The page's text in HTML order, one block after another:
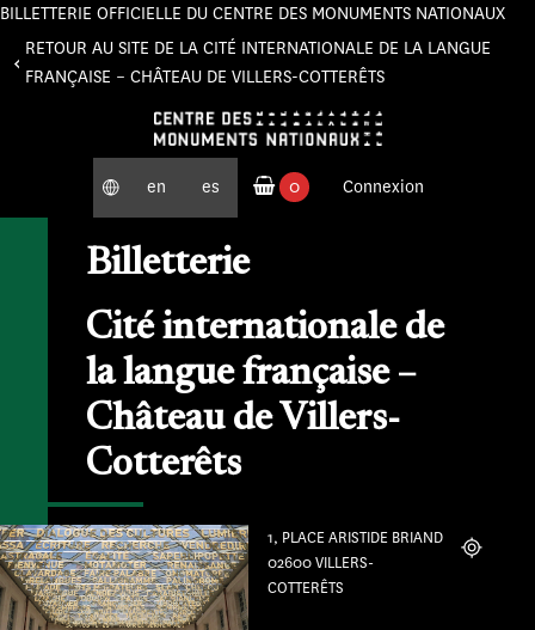
BILLETTERIE OFFICIELLE DU CENTRE DES MONUMENTS NATIONAUX
RETOUR AU SITE DE LA CITÉ INTERNATIONALE DE LA LANGUE
FRANÇAISE – CHÂTEAU DE VILLERS-COTTERÊTS
en es
0
Connexion
Billetterie
Cité internationale de
la langue française –
Château de Villers-
Cotterêts
1, PLACE ARISTIDE BRIAND
02600 VILLERS-
COTTERÊTS
Localiser
Panneau de gestion des cookies